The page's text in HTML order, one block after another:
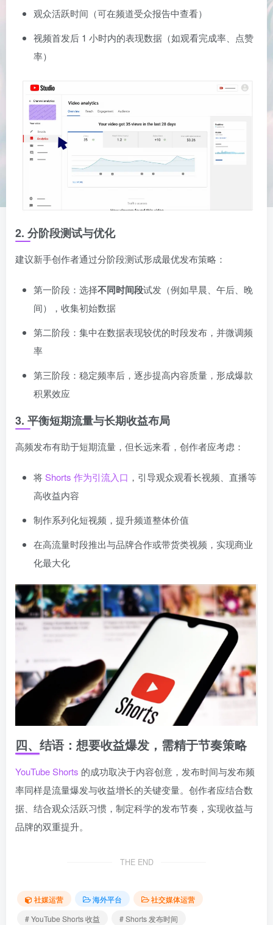
观众活跃时间（可在频道受众报告中查看）
视频首发后 1 小时内的表现数据（如观看完成率、点赞
率）
2. 分阶段测试与优化
建议新手创作者通过分阶段测试形成最优发布策略：
第一阶段：选择不同时间段试发（例如早晨、午后、晚
间），收集初始数据
第二阶段：集中在数据表现较优的时段发布，并微调频
率
第三阶段：稳定频率后，逐步提高内容质量，形成爆款
积累效应
3. 平衡短期流量与长期收益布局
高频发布有助于短期流量，但长远来看，创作者应考虑：
将Shorts 作为引流入口 ，引导观众观看长视频、直播等
高收益内容
制作系列化短视频，提升频道整体价值
在高流量时段推出与品牌合作或带货类视频，实现商业
化最大化
四、结语：想要收益爆发，需精于节奏策略
YouTube Shorts 的成功取决于内容创意，发布时间与发布频
率同样是流量爆发与收益增长的关键变量。创作者应结合数
据、结合观众活跃习惯，制定科学的发布节奏，实现收益与
品牌的双重提升。
THE END
社媒运营 海外平台
社交媒体运营
# YouTube Shorts 收益
# Shorts 发布时间